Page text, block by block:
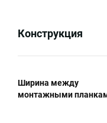
Конструкция
Ширина между
монтажными